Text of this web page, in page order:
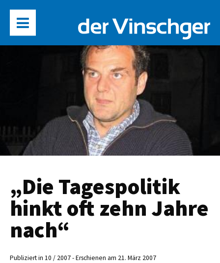
„Die Tagespolitik
hinkt oft zehn Jahre
nach“
Publiziert in 10 / 2007 - Erschienen am 21. März 2007